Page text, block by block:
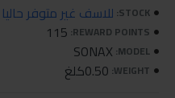
STOCK: للاسف غير متوفر حاليا
REWARD POINTS:
115
MODEL:
SONAX
WEIGHT: 0.50كلغ